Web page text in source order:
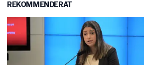
REKOMMENDERAT